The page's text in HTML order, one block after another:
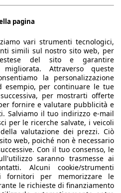
l/100km
l/100km
responsabilità per la correttezza
Torna su
il mercato auto europeo.
pagina
vari strumenti tecnologici,
simili sul nostro sito web, per
del sito e garantire
migliorata. Attraverso queste
la personalizzazione
esempio, per continuare le tue
per mostrarti offerte
fornire e valutare pubblicità e
Salviamo il tuo indirizzo e-mail
per le ricerche salvate, i veicoli
valutazione dei prezzi. Ciò
web, poiché non è necessario
Con il tuo consenso, le
saranno trasmesse ai
Alcuni cookie/strumenti
fornitori per memorizzare le
le richieste di finanziamento